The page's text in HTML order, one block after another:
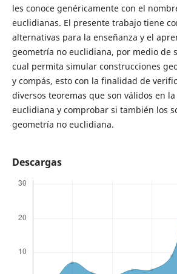
les conoce genéricamente con el
euclidianas. El presente trabajo tiene
alternativas para la enseñanza y el
geometría no euclidiana, por medio de
cual permita simular construcciones
y compás, esto con la finalidad de
diversos teoremas que son válidos en
euclidiana y comprobar si también los
geometría no euclidiana.
Descargas